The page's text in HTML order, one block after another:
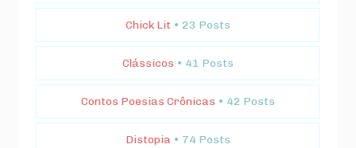
Chick Lit • 23 Posts
Clássicos • 41 Posts
Contos Poesias Crônicas • 42 Posts
Distopia • 74 Posts